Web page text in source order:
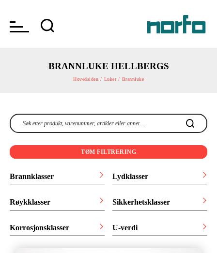
BRANNLUKE HELLBERGS
Hovedsiden / Luker / Brannluke
TØM FILTRERING
Brannklasser Lydklasser
Røykklasser Sikkerhetsklasser
Korrosjonsklasser U-verdi